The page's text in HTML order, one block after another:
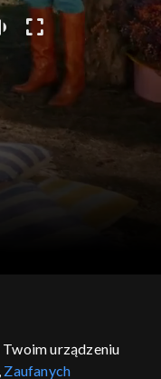
urządzeniu
Zaufanych